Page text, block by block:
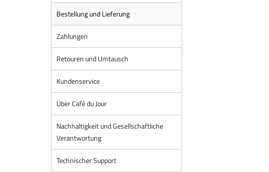
Bestellung und Lieferung
Zahlungen
Retouren und Umtausch
Kundenservice
Über Café du Jour
Nachhaltigkeit und Gesellschaftliche
Verantwortung
Technischer Support